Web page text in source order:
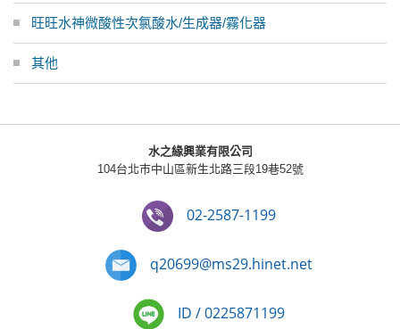
旺旺水神微酸性次氯酸水/生成器/霧化器
其他
水之緣興業有限公司
104台北市中山區新生北路三段19巷52號
02-2587-1199
q20699@ms29.hinet.net
ID / 0225871199